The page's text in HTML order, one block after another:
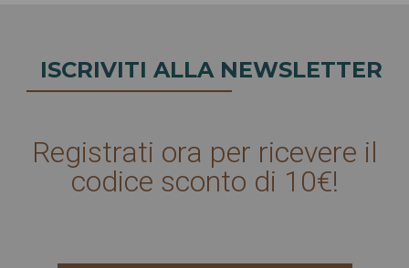
ISCRIVITI ALLA NEWSLETTER
Registrati ora per ricevere il
codice sconto di 10€!